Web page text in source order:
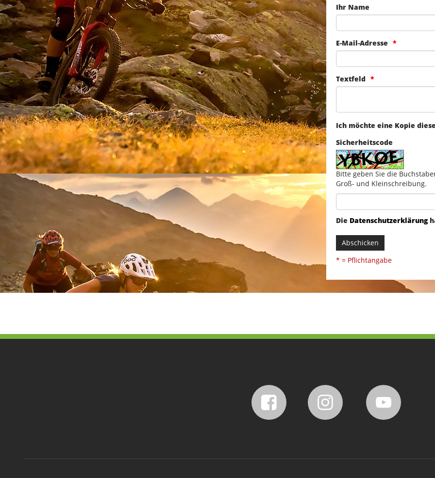
Ihr Name
E-Mail-Adresse
Textfeld
Ich möchte eine Kopie
Sicherheitscode
Bitte geben Sie die
Groß- und Kleinschreibung.
Die Datenschutzerklärung
Abschicken
* = Pflichtangabe